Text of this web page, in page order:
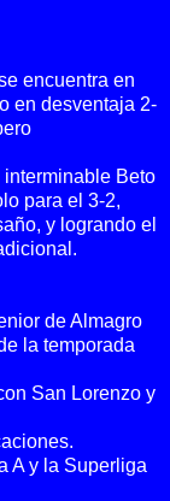
encuentra en
en desventaja 2-
Beto
para el 3-2,
y logrando el
de Almagro
la temporada
San Lorenzo y
A y la Superliga